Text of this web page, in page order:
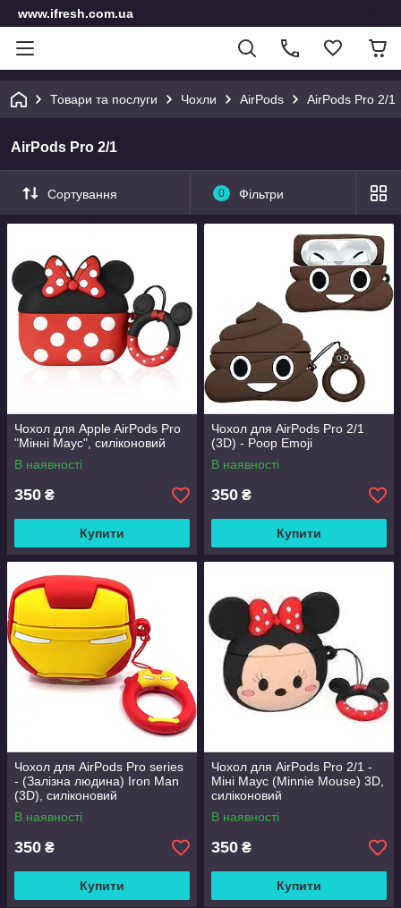
www.ifresh.com.ua
Товари та послуги Чохли AirPods AirPods Pro 2/1
AirPods Pro 2/1
Сортування 0 Фільтри
Чохол для Apple AirPods Pro
"Мінні Маус", силіконовий
В наявності
350 ₴
Купити
Чохол для AirPods Pro 2/1
(3D) - Poop Emoji
В наявності
350 ₴
Купити
Чохол для AirPods Pro series
- (Залізна людина) Iron Man
(3D), силіконовий
В наявності
350 ₴
Купити
Чохол для AirPods Pro 2/1 -
Міні Маус (Minnie Mouse) 3D,
силіконовий
В наявності
350 ₴
Купити